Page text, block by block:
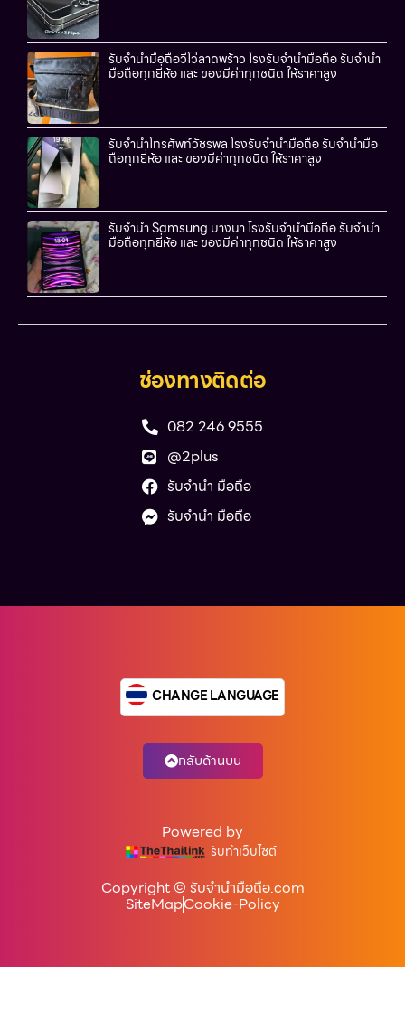
รับจำนำมือถือวีโว่ลาดพร้าว โรงรับจำนำมือถือ รับจำนำ
มือถือทุกยี่ห้อ และ ของมีค่าทุกชนิด ให้ราคาสูง
รับจำนำโทรศัพท์วัชรพล โรงรับจำนำมือถือ รับจำนำมือ
ถือทุกยี่ห้อ และ ของมีค่าทุกชนิด ให้ราคาสูง
รับจำนำ Samsung บางนา โรงรับจำนำมือถือ รับจำนำ
มือถือทุกยี่ห้อ และ ของมีค่าทุกชนิด ให้ราคาสูง
ช่องทางติดต่อ
082 246 9555
@2plus
รับจำนำ มือถือ
รับจำนำ มือถือ
Copyright © รับจํานํามือถือ.com
SiteMapCookie-Policy
Powered by
รับทำเว็บไซต์
CHANGE LANGUAGE
กลับด้านบน